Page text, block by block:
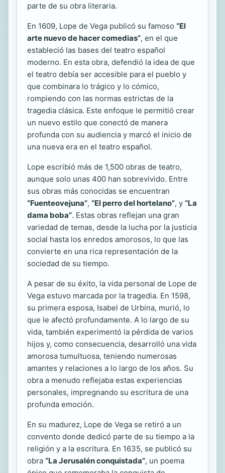
parte de su obra literaria.
En 1609, Lope de Vega publicó su famoso “El
arte nuevo de hacer comedias”, en el que
estableció las bases del teatro español
moderno. En esta obra, defendió la idea de que
el teatro debía ser accesible para el pueblo y
que combinara lo trágico y lo cómico,
rompiendo con las normas estrictas de la
tragedia clásica. Este enfoque le permitió crear
un nuevo estilo que conectó de manera
profunda con su audiencia y marcó el inicio de
una nueva era en el teatro español.
Lope escribió más de 1,500 obras de teatro,
aunque solo unas 400 han sobrevivido. Entre
sus obras más conocidas se encuentran
“Fuenteovejuna”, “El perro del hortelano”, y “La
dama boba”. Estas obras reflejan una gran
variedad de temas, desde la lucha por la justicia
social hasta los enredos amorosos, lo que las
convierte en una rica representación de la
sociedad de su tiempo.
A pesar de su éxito, la vida personal de Lope de
Vega estuvo marcada por la tragedia. En 1598,
su primera esposa, Isabel de Urbina, murió, lo
que le afectó profundamente. A lo largo de su
vida, también experimentó la pérdida de varios
hijos y, como consecuencia, desarrolló una vida
amorosa tumultuosa, teniendo numerosas
amantes y relaciones a lo largo de los años. Su
obra a menudo reflejaba estas experiencias
personales, impregnando su escritura de una
profunda emoción.
En su madurez, Lope de Vega se retiró a un
convento donde dedicó parte de su tiempo a la
religión y a la escritura. En 1635, se publicó su
obra “La Jerusalén conquistada”, un poema